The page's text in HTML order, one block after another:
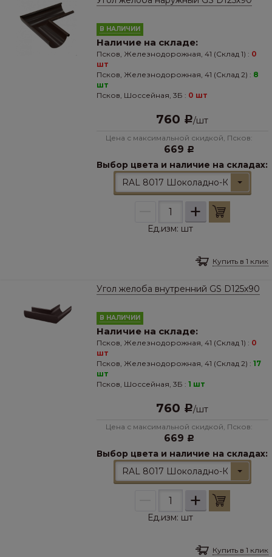
В НАЛИЧИИ
Наличие на складе:
Псков, Железнодорожная, 41 (Склад 1) : 0
шт
Псков, Железнодорожная, 41 (Склад 2) : 8
шт
Псков, Шоссейная, 3Б : 0 шт
760 Р/шт
Цена с максимальной скидкой, Псков:
669 Р
Выбор цвета и наличие на складах:
RAL 8017 Шоколадно-
+
Ед.изм: шт
Купить в 1 клик
Угол желоба внутренний GS D125х90
В НАЛИЧИИ
Наличие на складе:
Псков, Железнодорожная, 41 (Склад 1) : 0
шт
Псков, Железнодорожная, 41 (Склад 2) : 17
шт
Псков, Шоссейная, 3Б : 1 шт
760 Р/шт
Цена с максимальной скидкой, Псков:
669 Р
Выбор цвета и наличие на складах:
RAL 8017 Шоколадно-
+
Ед.изм: шт
Купить в 1 клик